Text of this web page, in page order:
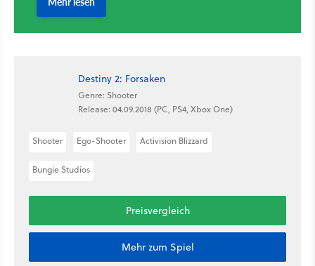
Destiny 2: Forsaken
Genre: Shooter
Release: 04.09.2018 (PC, PS4, Xbox One)
Shooter Ego-Shooter Activision Blizzard
Bungie Studios
Preisvergleich
Mehr zum Spiel